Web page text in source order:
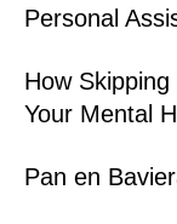
Personal
How
Your Mental
Pan en